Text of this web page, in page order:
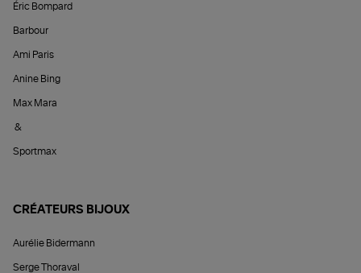
Éric Bompard
Barbour
Ami Paris
Anine Bing
Max Mara
&
Sportmax
CRÉATEURS BIJOUX
Aurélie Bidermann
Serge Thoraval